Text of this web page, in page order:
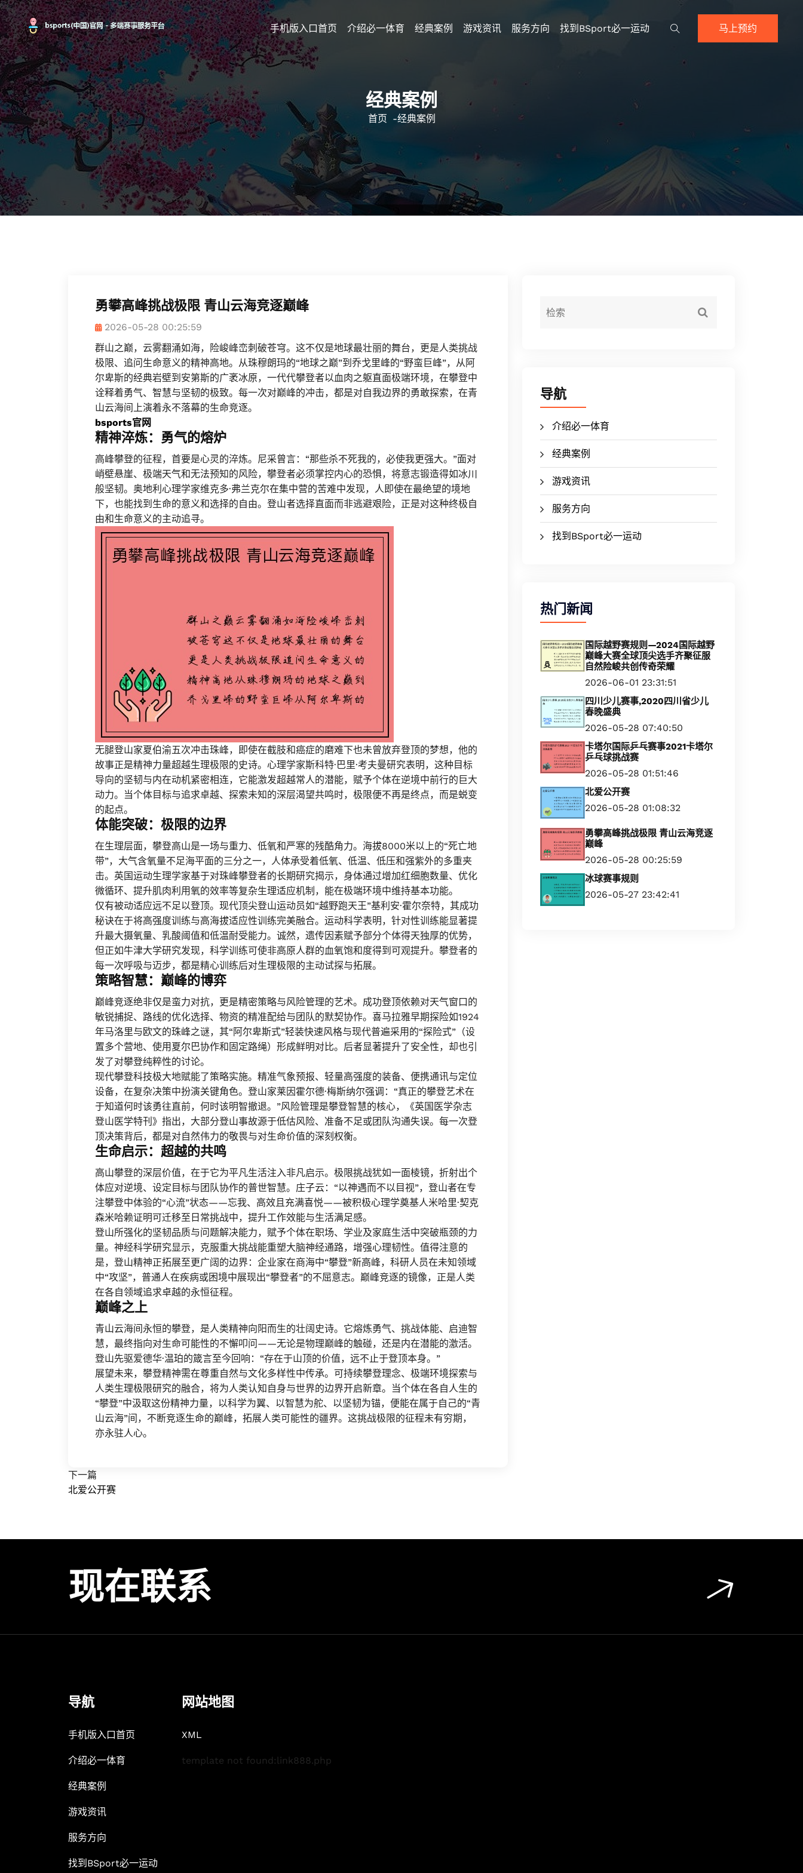
手机版入口首页 介绍必一体育 经典案例 游戏资讯 服务方向 找到BSport必一运动 马上预约
经典案例
首页 -经典案例
勇攀高峰挑战极限 青山云海竞逐巅峰
2026-05-28 00:25:59
群山之巅，云雾翻涌如海，险峻峰峦刺破苍穹。这不仅是地球最壮丽的舞台，更是人类挑战
极限、追问生命意义的精神高地。从珠穆朗玛的“地球之巅”到乔戈里峰的“野蛮巨峰”，从阿
尔卑斯的经典岩壁到安第斯的广袤冰原，一代代攀登者以血肉之躯直面极端环境，在攀登中
诠释着勇气、智慧与坚韧的极致。每一次对巅峰的冲击，都是对自我边界的勇敢探索，在青
山云海间上演着永不落幕的生命竞逐。
bsports官网
精神淬炼：勇气的熔炉
高峰攀登的征程，首要是心灵的淬炼。尼采曾言：“那些杀不死我的，必使我更强大。”面对
峭壁悬崖、极端天气和无法预知的风险，攀登者必须掌控内心的恐惧，将意志锻造得如冰川
般坚韧。奥地利心理学家维克多·弗兰克尔在集中营的苦难中发现，人即使在最绝望的境地
下，也能找到生命的意义和选择的自由。登山者选择直面而非逃避艰险，正是对这种终极自
由和生命意义的主动追寻。
无腿登山家夏伯渝五次冲击珠峰，即使在截肢和癌症的磨难下也未曾放弃登顶的梦想，他的
故事正是精神力量超越生理极限的史诗。心理学家斯科特·巴里·考夫曼研究表明，这种目标
导向的坚韧与内在动机紧密相连，它能激发超越常人的潜能，赋予个体在逆境中前行的巨大
动力。当个体目标与追求卓越、探索未知的深层渴望共鸣时，极限便不再是终点，而是蜕变
的起点。
体能突破：极限的边界
在生理层面，攀登高山是一场与重力、低氧和严寒的残酷角力。海拔8000米以上的“死亡地
带”，大气含氧量不足海平面的三分之一，人体承受着低氧、低温、低压和强紫外的多重夹
击。英国运动生理学家基于对珠峰攀登者的长期研究揭示，身体通过增加红细胞数量、优化
微循环、提升肌肉利用氧的效率等复杂生理适应机制，能在极端环境中维持基本功能。
仅有被动适应远不足以登顶。现代顶尖登山运动员如“越野跑天王”基利安·霍尔奈特，其成功
秘诀在于将高强度训练与高海拔适应性训练完美融合。运动科学表明，针对性训练能显著提
升最大摄氧量、乳酸阈值和低温耐受能力。诚然，遗传因素赋予部分个体得天独厚的优势，
但正如牛津大学研究发现，科学训练可使非高原人群的血氧饱和度得到可观提升。攀登者的
每一次呼吸与迈步，都是精心训练后对生理极限的主动试探与拓展。
策略智慧：巅峰的博弈
巅峰竞逐绝非仅是蛮力对抗，更是精密策略与风险管理的艺术。成功登顶依赖对天气窗口的
敏锐捕捉、路线的优化选择、物资的精准配给与团队的默契协作。喜马拉雅早期探险如1924
年马洛里与欧文的珠峰之谜，其“阿尔卑斯式”轻装快速风格与现代普遍采用的“探险式”（设
置多个营地、使用夏尔巴协作和固定路绳）形成鲜明对比。后者显著提升了安全性，却也引
发了对攀登纯粹性的讨论。
现代攀登科技极大地赋能了策略实施。精准气象预报、轻量高强度的装备、便携通讯与定位
设备，在复杂决策中扮演关键角色。登山家莱因霍尔德·梅斯纳尔强调：“真正的攀登艺术在
于知道何时该勇往直前，何时该明智撤退。”风险管理是攀登智慧的核心，《英国医学杂志
登山医学特刊》指出，大部分登山事故源于低估风险、准备不足或团队沟通失误。每一次登
顶决策背后，都是对自然伟力的敬畏与对生命价值的深刻权衡。
生命启示：超越的共鸣
高山攀登的深层价值，在于它为平凡生活注入非凡启示。极限挑战犹如一面棱镜，折射出个
体应对逆境、设定目标与团队协作的普世智慧。庄子云：“以神遇而不以目视”，登山者在专
注攀登中体验的“心流”状态——忘我、高效且充满喜悦——被积极心理学奠基人米哈里·契克
森米哈赖证明可迁移至日常挑战中，提升工作效能与生活满足感。
登山所强化的坚韧品质与问题解决能力，赋予个体在职场、学业及家庭生活中突破瓶颈的力
量。神经科学研究显示，克服重大挑战能重塑大脑神经通路，增强心理韧性。值得注意的
是，登山精神正拓展至更广阔的边界：企业家在商海中“攀登”新高峰，科研人员在未知领域
中“攻坚”，普通人在疾病或困境中展现出“攀登者”的不屈意志。巅峰竞逐的镜像，正是人类
在各自领域追求卓越的永恒征程。
巅峰之上
青山云海间永恒的攀登，是人类精神向阳而生的壮阔史诗。它熔炼勇气、挑战体能、启迪智
慧，最终指向对生命可能性的不懈叩问——无论是物理巅峰的触碰，还是内在潜能的激活。
登山先驱爱德华·温珀的箴言至今回响：“存在于山顶的价值，远不止于登顶本身。”
展望未来，攀登精神需在尊重自然与文化多样性中传承。可持续攀登理念、极端环境探索与
人类生理极限研究的融合，将为人类认知自身与世界的边界开启新章。当个体在各自人生的
“攀登”中汲取这份精神力量，以科学为翼、以智慧为舵、以坚韧为锚，便能在属于自己的“青
山云海”间，不断竞逐生命的巅峰，拓展人类可能性的疆界。这挑战极限的征程未有穷期，
亦永驻人心。
下一篇
北爱公开赛
导航
介绍必一体育
经典案例
游戏资讯
服务方向
找到BSport必一运动
热门新闻
国际越野赛规则—2024国际越野
巅峰大赛全球顶尖选手齐聚征服
自然险峻共创传奇荣耀
2026-06-01 23:31:51
四川少儿赛事,2020四川省少儿
春晚盛典
2026-05-28 07:40:50
卡塔尔国际乒乓赛事2021卡塔尔
乒乓球挑战赛
2026-05-28 01:51:46
北爱公开赛
2026-05-28 01:08:32
勇攀高峰挑战极限 青山云海竞逐
巅峰
2026-05-28 00:25:59
冰球赛事规则
2026-05-27 23:42:41
现在联系
导航
手机版入口首页
介绍必一体育
经典案例
游戏资讯
服务方向
找到BSport必一运动
网站地图
XML
template not found:link888.php